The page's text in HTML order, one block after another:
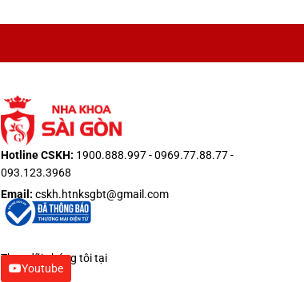
Hotline CSKH: 1900.888.997 - 0969.77.88.77 -
093.123.3968
Email: cskh.htnksgbt@gmail.com
Theo dõi chúng tôi tại
Youtube